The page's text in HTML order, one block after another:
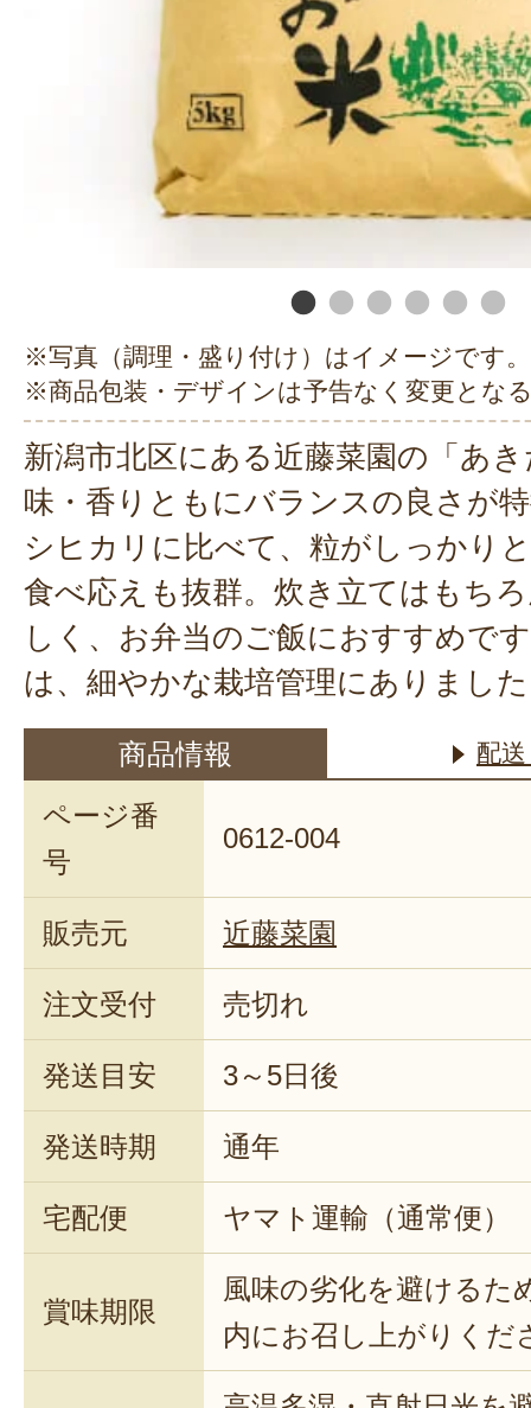
※写真（調理・盛り付け）はイメージです。
※商品包装・デザインは予告なく変更とな
新潟市北区にある近藤菜園の「あ
味・香りともにバランスの良さが
シヒカリに比べて、粒がしっかり
食べ応えも抜群。炊き立てはもち
しく、お弁当のご飯におすすめで
は、細やかな栽培管理にありまし
商品情報 配
ページ番
号
0612-004
販売元 近藤菜園
注文受付 売切れ
発送目安 3～5日後
発送時期 通年
宅配便 ヤマト運輸（通常便）
賞味期限
風味の劣化を避けるた
内にお召し上がりくだ